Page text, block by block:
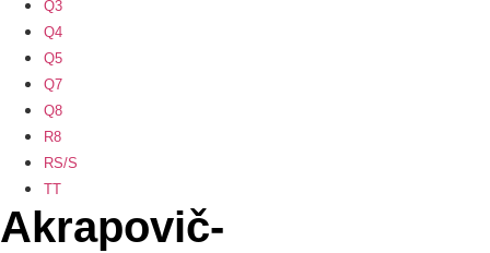
Q3
Q4
Q5
Q7
Q8
R8
RS/S
TT
Akrapovič-